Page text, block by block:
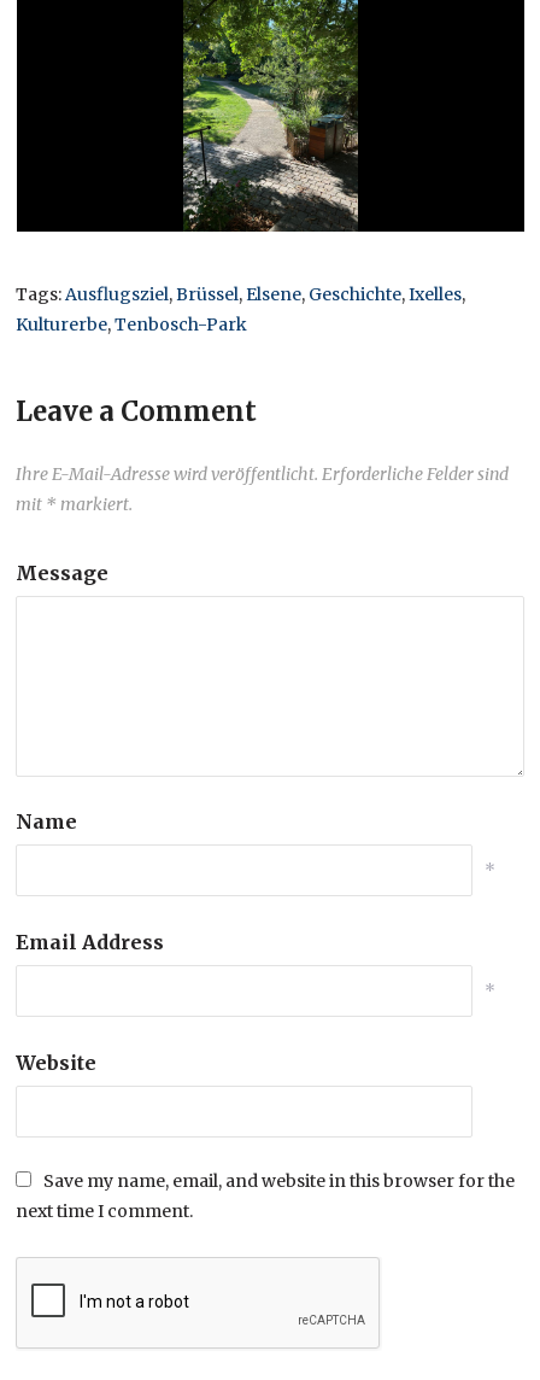
Tags: Ausflugsziel,Brüssel,Elsene, Geschichte,Ixelles,
Kulturerbe,Tenbosch-Park
Leave a Comment
Ihre E-Mail-Adresse wird veröffentlicht. Erforderliche Felder sind
mit * markiert.
Message
Name
*
Email Address
*
Website
Save my name, email, and website in this browser for the
next time I comment.